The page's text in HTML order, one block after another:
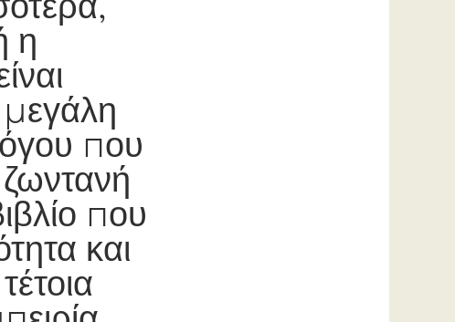
η
που
ζωντανή
που
και